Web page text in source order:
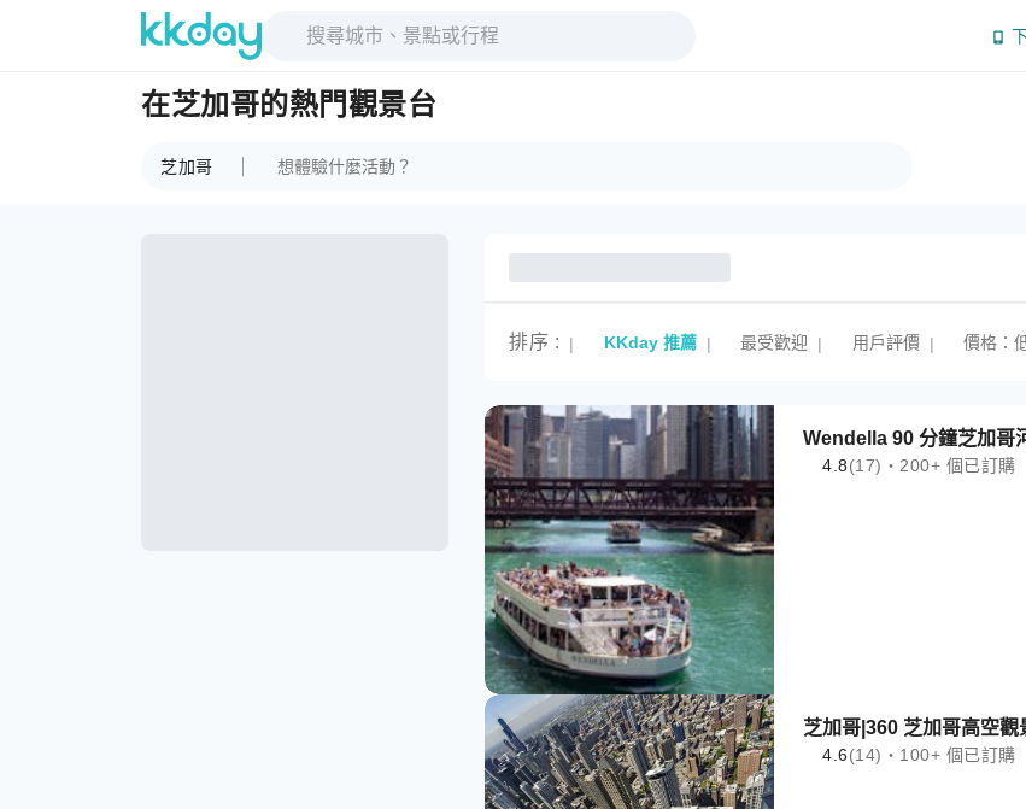
在芝加哥的熱門觀景台
芝加哥
排序 : | KKday 推薦 | 最受歡迎 | 用戶評價 | 價格：
Wendella 90 分鐘芝加哥
4.8(17)・200+ 個已訂購
4.6(14)・100+ 個已訂購